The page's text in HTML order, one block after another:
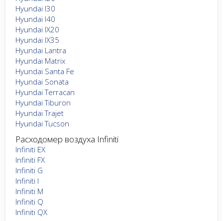
Hyundai I30
Hyundai I40
Hyundai IX20
Hyundai IX35
Hyundai Lantra
Hyundai Matrix
Hyundai Santa Fe
Hyundai Sonata
Hyundai Terracan
Hyundai Tiburon
Hyundai Trajet
Hyundai Tucson
Расходомер воздуха Infiniti
Infiniti EX
Infiniti FX
Infiniti G
Infiniti I
Infiniti M
Infiniti Q
Infiniti QX